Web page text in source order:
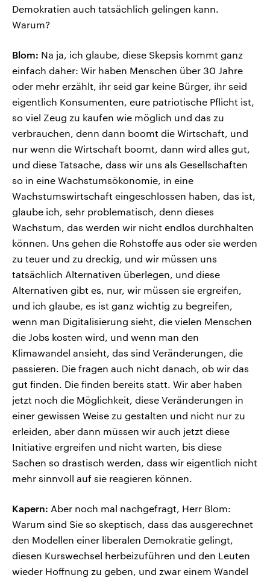
Demokratien auch tatsächlich gelingen kann.
Warum?
Blom: Na ja, ich glaube, diese Skepsis kommt ganz
einfach daher: Wir haben Menschen über 30 Jahre
oder mehr erzählt, ihr seid gar keine Bürger, ihr seid
eigentlich Konsumenten, eure patriotische Pflicht ist,
so viel Zeug zu kaufen wie möglich und das zu
verbrauchen, denn dann boomt die Wirtschaft, und
nur wenn die Wirtschaft boomt, dann wird alles gut,
und diese Tatsache, dass wir uns als Gesellschaften
so in eine Wachstumsökonomie, in eine
Wachstumswirtschaft eingeschlossen haben, das ist,
glaube ich, sehr problematisch, denn dieses
Wachstum, das werden wir nicht endlos durchhalten
können. Uns gehen die Rohstoffe aus oder sie werden
zu teuer und zu dreckig, und wir müssen uns
tatsächlich Alternativen überlegen, und diese
Alternativen gibt es, nur, wir müssen sie ergreifen,
und ich glaube, es ist ganz wichtig zu begreifen,
wenn man Digitalisierung sieht, die vielen Menschen
die Jobs kosten wird, und wenn man den
Klimawandel ansieht, das sind Veränderungen, die
passieren. Die fragen auch nicht danach, ob wir das
gut finden. Die finden bereits statt. Wir aber haben
jetzt noch die Möglichkeit, diese Veränderungen in
einer gewissen Weise zu gestalten und nicht nur zu
erleiden, aber dann müssen wir auch jetzt diese
Initiative ergreifen und nicht warten, bis diese
Sachen so drastisch werden, dass wir eigentlich nicht
mehr sinnvoll auf sie reagieren können.
Kapern: Aber noch mal nachgefragt, Herr Blom:
Warum sind Sie so skeptisch, dass das ausgerechnet
den Modellen einer liberalen Demokratie gelingt,
diesen Kurswechsel herbeizuführen und den Leuten
wieder Hoffnung zu geben, und zwar einem Wandel